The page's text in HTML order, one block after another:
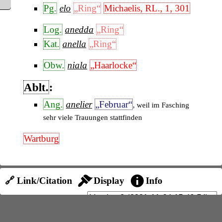
Pg. elo „Ring“ Michaelis, RL., 1, 301
Log. anedda „Ring“
Kat. anella „Ring“
Obw. niala „Haarlocke“
Ablt.:
Ang. anelier „Februar“, weil im Fasching
sehr viele Trauungen stattfinden
Wartburg
🔗 Link/Citation Display Info